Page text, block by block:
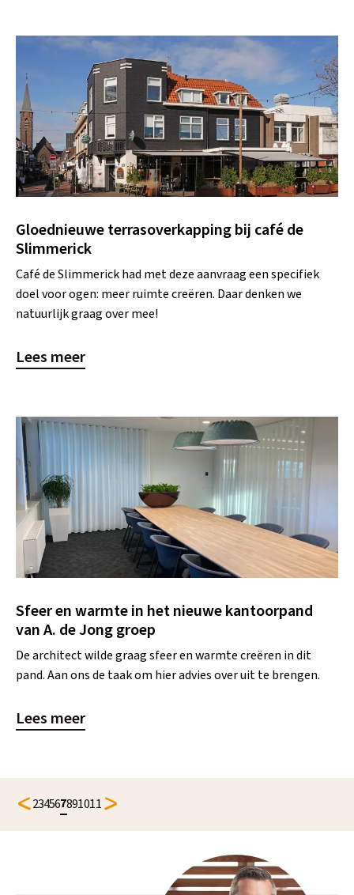
Gloednieuwe terrasoverkapping bij café de
Slimmerick
Café de Slimmerick had met deze aanvraag een specifiek
doel voor ogen: meer ruimte creëren. Daar denken we
natuurlijk graag over mee!
Lees meer
Sfeer en warmte in het nieuwe kantoorpand
van A. de Jong groep
De architect wilde graag sfeer en warmte creëren in dit
pand. Aan ons de taak om hier advies over uit te brengen.
Lees meer
234567891011